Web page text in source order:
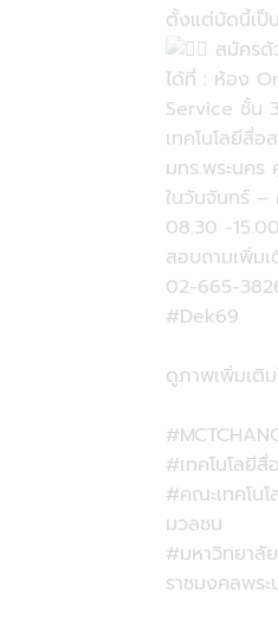
ตั้งแต่บัดนี้เป็
สมัครด้
ได้ที่ : ห้อง
Service ชั้น
เทคโนโลยีสื่อ
มทร.พระนคร
ในวันจันทร์ –
08.30 -
สอบถามเพิ่ม
02-665-
#Dek69
ดูภาพเพิ่มเติ
#เทคโนโลยีสื่
#คณะเทคโน
มวลชน
#มหาวิทยาลัย
ราชมงคลพระ